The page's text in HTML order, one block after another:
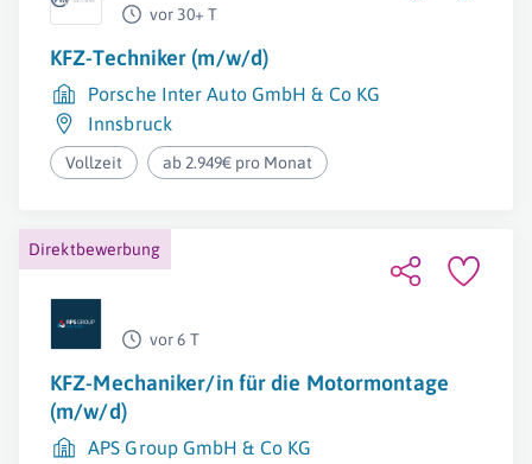
vor 30+ T
KFZ-Techniker (m/w/d)
Porsche Inter Auto GmbH & Co KG
Innsbruck
Vollzeit ab 2.949€ pro Monat
Direktbewerbung
vor 6 T
KFZ-Mechaniker/in für die Motormontage
(m/w/d)
APS Group GmbH & Co KG